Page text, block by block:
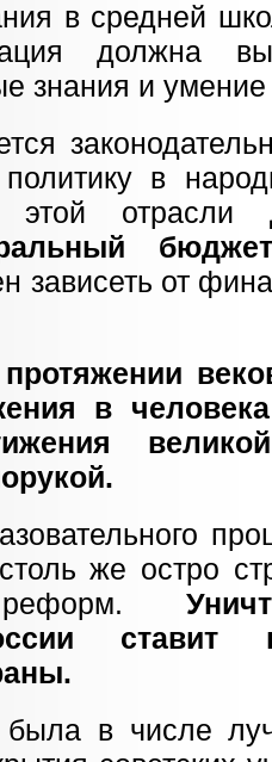
в средней
должна
знания и
политику в
этой отрасли
зависеть от
в
же остро
реформ.
была в числе